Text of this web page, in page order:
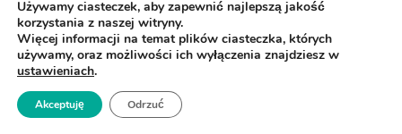
Używamy ciasteczek, aby zapewnić najlepszą jakość
korzystania z naszej witryny.
Więcej informacji na temat plików ciasteczka, których
używamy, oraz możliwości ich wyłączenia znajdziesz w
ustawieniach.
Akceptuję Odrzuć